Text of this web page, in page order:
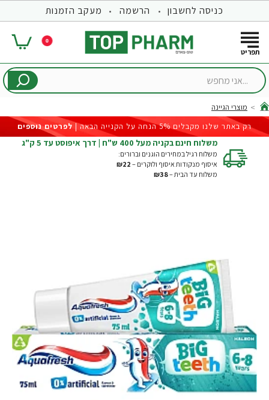
כניסה לחשבון הרשמה מעקב הזמנות
0
...אני
home
מוצרי הגיינה
רק באתר שלנו מקבלים 5% הנחה על הקנייה הבאה |
לפרטים נוספים
משלוח חינם בקניה מעל 400 ש"ח | דרך איפוסט עד 5 ק"ג
משלוח רגיל במחירים הוגנים וברורים:
איסוף מנקודות איסוף ולוקרים – ₪22
משלוח עד הבית –₪38